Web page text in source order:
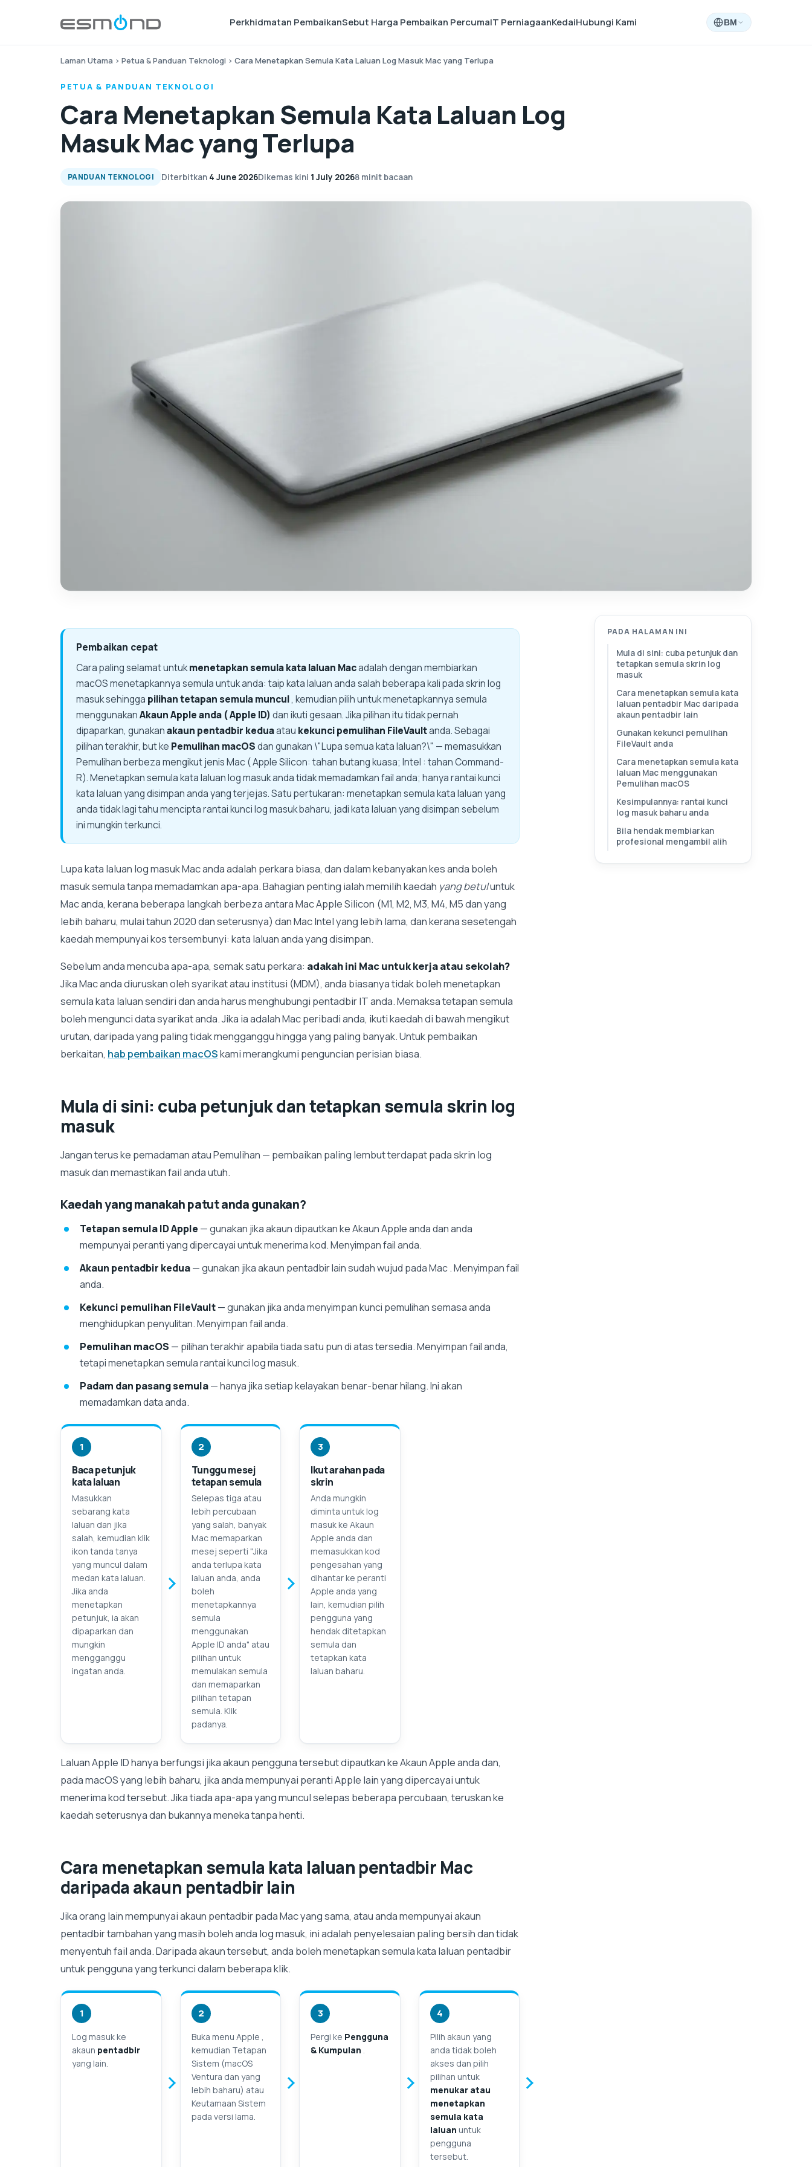
Perkhidmatan PembaikanSebut Harga Pembaikan PercumaIT PerniagaanKedaiHubungi Kami BM
Laman Utama › Petua & Panduan Teknologi › Cara Menetapkan Semula Kata Laluan Log Masuk Mac yang Terlupa
PETUA & PANDUAN TEKNOLOGI
Cara Menetapkan Semula Kata Laluan Log
Masuk Mac yang Terlupa
PANDUAN TEKNOLOGI Diterbitkan 4 June 2026Dikemas kini 1 July 20268 minit bacaan
Pembaikan cepat
Cara paling selamat untukmenetapkan semula kata laluan Macadalah dengan membiarkan
macOS menetapkannya semula untuk anda: taip kata laluan anda salah beberapa kali pada skrin log
masuk sehingga pilihan tetapan semula muncul, kemudian pilih untuk menetapkannya semula
menggunakanAkaun Apple anda ( Apple ID) dan ikuti gesaan. Jika pilihan itu tidak pernah
dipaparkan, gunakanakaun pentadbir keduaatau kekunci pemulihan FileVaultanda. Sebagai
pilihan terakhir, but ke Pemulihan macOSdan gunakan \"Lupa semua kata laluan?\" — memasukkan
Pemulihan berbeza mengikut jenis Mac ( Apple Silicon: tahan butang kuasa; Intel : tahan Command-
R). Menetapkan semula kata laluan log masuk anda tidak memadamkan fail anda; hanya rantai kunci
kata laluan yang disimpan anda yang terjejas. Satu pertukaran: menetapkan semula kata laluan yang
anda tidak lagi tahu mencipta rantai kunci log masuk baharu, jadi kata laluan yang disimpan sebelum
ini mungkin terkunci.
Lupa kata laluan log masuk Mac anda adalah perkara biasa, dan dalam kebanyakan kes anda boleh
masuk semula tanpa memadamkan apa-apa. Bahagian penting ialah memilih kaedah yang betuluntuk
Mac anda, kerana beberapa langkah berbeza antara Mac Apple Silicon (M1, M2, M3, M4, M5 dan yang
lebih baharu, mulai tahun 2020 dan seterusnya) dan Mac Intel yang lebih lama, dan kerana sesetengah
kaedah mempunyai kos tersembunyi: kata laluan anda yang disimpan.
Sebelum anda mencuba apa-apa, semak satu perkara: adakah ini Mac untuk kerja atau sekolah?
Jika Mac anda diuruskan oleh syarikat atau institusi (MDM), anda biasanya tidak boleh menetapkan
semula kata laluan sendiri dan anda harus menghubungi pentadbir IT anda. Memaksa tetapan semula
boleh mengunci data syarikat anda. Jika ia adalah Mac peribadi anda, ikuti kaedah di bawah mengikut
urutan, daripada yang paling tidak mengganggu hingga yang paling banyak. Untuk pembaikan
berkaitan, hab pembaikan macOSkami merangkumi penguncian perisian biasa.
Mula di sini: cuba petunjuk dan tetapkan semula skrin log
masuk
Jangan terus ke pemadaman atau Pemulihan — pembaikan paling lembut terdapat pada skrin log
masuk dan memastikan fail anda utuh.
Kaedah yang manakah patut anda gunakan?
Tetapan semula ID Apple — gunakan jika akaun dipautkan ke Akaun Apple anda dan anda
mempunyai peranti yang dipercayai untuk menerima kod. Menyimpan fail anda.
Akaun pentadbir kedua— gunakan jika akaun pentadbir lain sudah wujud pada Mac . Menyimpan fail
anda.
Kekunci pemulihan FileVault— gunakan jika anda menyimpan kunci pemulihan semasa anda
menghidupkan penyulitan. Menyimpan fail anda.
Pemulihan macOS — pilihan terakhir apabila tiada satu pun di atas tersedia. Menyimpan fail anda,
tetapi menetapkan semula rantai kunci log masuk.
Padam dan pasang semula— hanya jika setiap kelayakan benar-benar hilang. Ini akan
memadamkan data anda.
1
Baca petunjuk
kata laluan
Masukkan
sebarang kata
laluan dan jika
salah, kemudian klik
ikon tanda tanya
yang muncul dalam
medan kata laluan.
Jika anda
menetapkan
petunjuk, ia akan
dipaparkan dan
mungkin
mengganggu
ingatan anda.
2
Tunggu mesej
tetapan semula
Selepas tiga atau
lebih percubaan
yang salah, banyak
Mac memaparkan
mesej seperti "Jika
anda terlupa kata
laluan anda, anda
boleh
menetapkannya
semula
menggunakan
Apple ID anda" atau
pilihan untuk
memulakan semula
dan memaparkan
pilihan tetapan
semula. Klik
padanya.
3
Ikut arahan pada
skrin
Anda mungkin
diminta untuk log
masuk ke Akaun
Apple anda dan
memasukkan kod
pengesahan yang
dihantar ke peranti
Apple anda yang
lain, kemudian pilih
pengguna yang
hendak ditetapkan
semula dan
tetapkan kata
laluan baharu.
Laluan Apple ID hanya berfungsi jika akaun pengguna tersebut dipautkan ke Akaun Apple anda dan,
pada macOS yang lebih baharu, jika anda mempunyai peranti Apple lain yang dipercayai untuk
menerima kod tersebut. Jika tiada apa-apa yang muncul selepas beberapa percubaan, teruskan ke
kaedah seterusnya dan bukannya meneka tanpa henti.
Cara menetapkan semula kata laluan pentadbir Mac
daripada akaun pentadbir lain
Jika orang lain mempunyai akaun pentadbir pada Mac yang sama, atau anda mempunyai akaun
pentadbir tambahan yang masih boleh anda log masuk, ini adalah penyelesaian paling bersih dan tidak
menyentuh fail anda. Daripada akaun tersebut, anda boleh menetapkan semula kata laluan pentadbir
untuk pengguna yang terkunci dalam beberapa klik.
1
Log masuk ke
akaun pentadbir
yang lain.
2
Buka menu Apple ,
kemudian Tetapan
Sistem (macOS
Ventura dan yang
lebih baharu) atau
Keutamaan Sistem
pada versi lama.
3
Pergi ke Pengguna
& Kumpulan
4
Pilih akaun yang
anda tidak boleh
akses dan pilih
pilihan untuk
menukar atau
menetapkan
semula kata
laluan untuk
pengguna
tersebut.
PADA HALAMAN INI
Mula di sini: cuba petunjuk dan
tetapkan semula skrin log
masuk
Cara menetapkan semula kata
laluan pentadbir Mac daripada
akaun pentadbir lain
Gunakan kekunci pemulihan
FileVault anda
Cara menetapkan semula kata
laluan Mac menggunakan
Pemulihan macOS
Kesimpulannya: rantai kunci
log masuk baharu anda
Bila hendak membiarkan
profesional mengambil alih